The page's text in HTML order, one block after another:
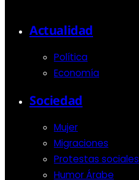
Actualidad
Política
Economía
Sociedad
Mujer
Migraciones
Protestas sociales
Humor Árabe